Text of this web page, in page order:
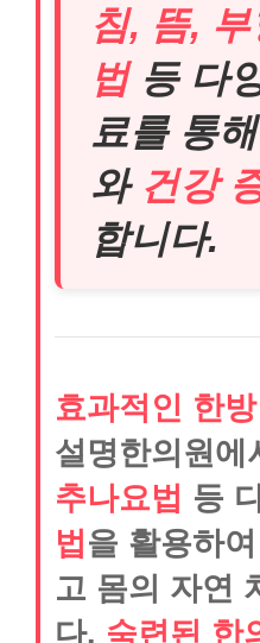
침, 뜸,
법등 다
료를 통해
와 건강
합니다.
효과적인 한
설명한의원에
추나요법 등
법을 활용하
고 몸의 자연
다. 숙련된 한